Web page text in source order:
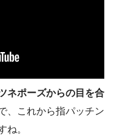
ネポーズからの目を合
、これから指パッチン
ね。